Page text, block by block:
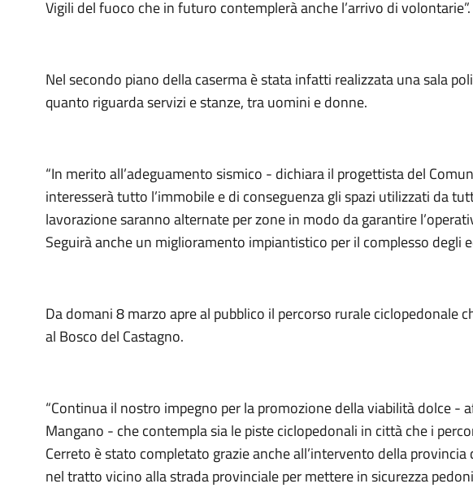
Vigili del fuoco che in futuro contemplerà anche l’arrivo di volontarie”.
Nel secondo piano della caserma è stata infatti realizzata una sala
quanto riguarda servizi e stanze, tra uomini e donne.
“In merito all’adeguamento sismico - dichiara il progettista del
interesserà tutto l’immobile e di conseguenza gli spazi utilizzati da
lavorazione saranno alternate per zone in modo da garantire
Seguirà anche un miglioramento impiantistico per il complesso degli
Da domani 8 marzo apre al pubblico il percorso rurale ciclopedonale
al Bosco del Castagno.
“Continua il nostro impegno per la promozione della viabilità dolce -
Mangano - che contempla sia le piste ciclopedonali in città che i
Cerreto è stato completato grazie anche all’intervento della
nel tratto vicino alla strada provinciale per mettere in sicurezza pedoni